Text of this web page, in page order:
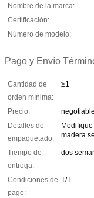
Nombre de la marca:
Certificación:
Número de modelo:
Pago y Envío
Cantidad de
orden mínima:
≥1
Precio:
negotiable
Detalles de
empaquetado:
madera
Tiempo de
entrega:
dos
Condiciones de
pago:
T/T